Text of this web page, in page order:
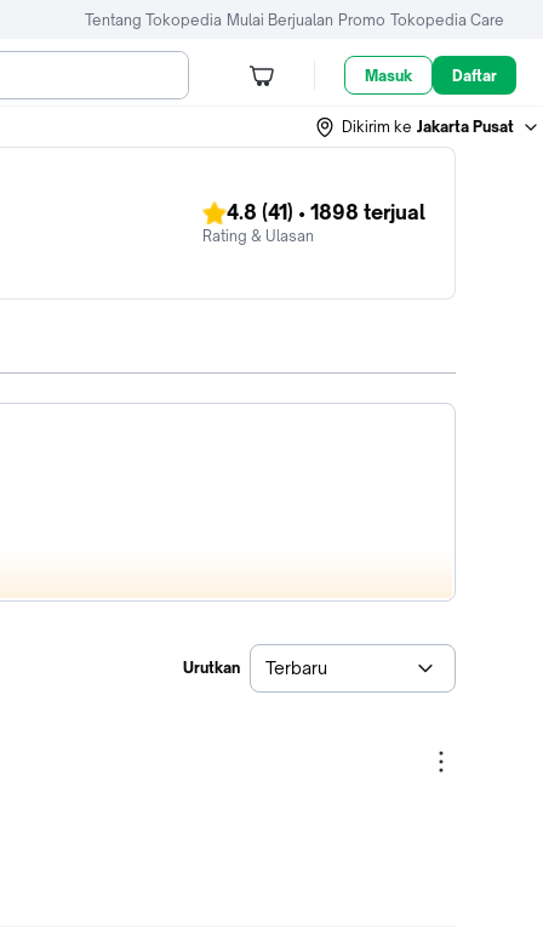
Tentang Tokopedia Mulai Berjualan Promo Tokopedia Care
Masuk Daftar
Dikirim ke Jakarta Pusat
4.8 (41) • 1898 terjual
Rating & Ulasan
Urutkan Terbaru